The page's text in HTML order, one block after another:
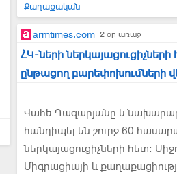
Քաղաքական
armtimes.com 2 օր առաջ
ՀԿ-ների
ընթացող բարեփոխումների
Վահե Ղազարյանը և
հանդիպել են շուրջ 60
ներկայացուցիչների հետ։
Միգրացիայի և